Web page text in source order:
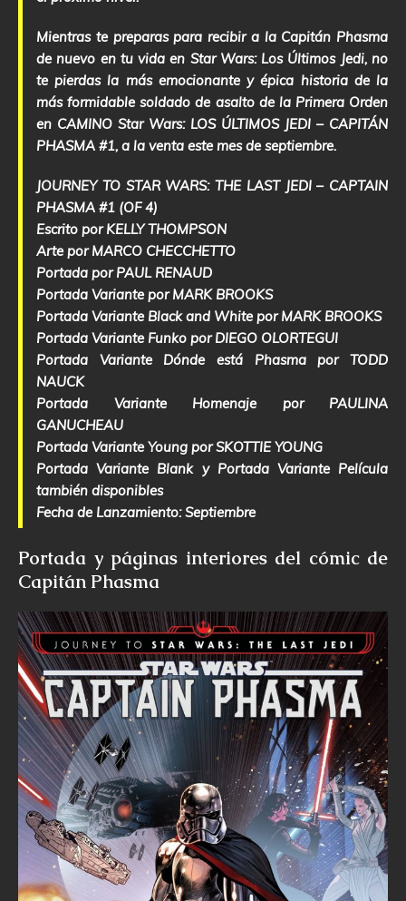
Mientras te preparas para recibir a la Capitán Phasma
de nuevo en tu vida en Star Wars: Los Últimos Jedi, no
te pierdas la más emocionante y épica historia de la
más formidable soldado de asalto de la Primera Orden
en CAMINO Star Wars: LOS ÚLTIMOS JEDI – CAPITÁN
PHASMA #1, a la venta este mes de septiembre.
JOURNEY TO STAR WARS: THE LAST JEDI – CAPTAIN
PHASMA #1 (OF 4)
Escrito por KELLY THOMPSON
Arte por MARCO CHECCHETTO
Portada por PAUL RENAUD
Portada Variante por MARK BROOKS
Portada Variante Black and White por MARK BROOKS
Portada Variante Funko por DIEGO OLORTEGUI
Portada Variante Dónde está Phasma por TODD
NAUCK
Portada Variante Homenaje por PAULINA
GANUCHEAU
Portada Variante Young por SKOTTIE YOUNG
Portada Variante Blank y Portada Variante Película
también disponibles
Fecha de Lanzamiento: Septiembre
Portada y páginas interiores del cómic de
Capitán Phasma